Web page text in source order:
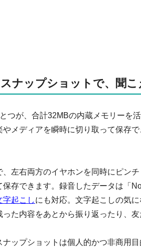
ナップショットで、聞
つが、合計32MBの内蔵メモリーを
メディアを瞬時に切り取って保存
、左右両方のイヤホンを同時にピン
存できます。録音したデータは「
字起こしにも対応。文字起こしの気
た内容をあとから振り返ったり、
ナップショットは個人的かつ非商用